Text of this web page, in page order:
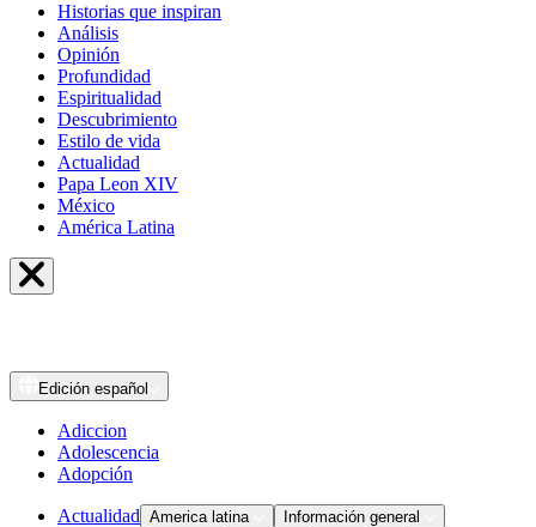
Historias que inspiran
Análisis
Opinión
Profundidad
Espiritualidad
Descubrimiento
Estilo de vida
Actualidad
Papa Leon XIV
México
América Latina
Edición español
Adiccion
Adolescencia
Adopción
Actualidad America latina
Información general